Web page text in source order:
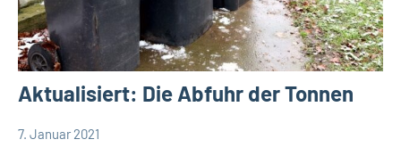
Aktualisiert: Die Abfuhr der Tonnen
7. Januar 2021